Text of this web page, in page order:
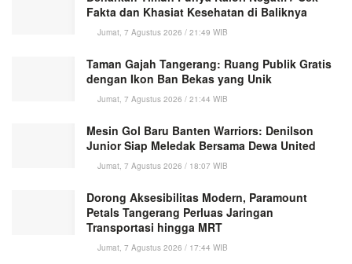
Fakta dan Khasiat Kesehatan di Baliknya
Jumat, 7 Agustus 2026 / 21:49 WIB
Taman Gajah Tangerang: Ruang Publik Gratis
dengan Ikon Ban Bekas yang Unik
Jumat, 7 Agustus 2026 / 21:44 WIB
Mesin Gol Baru Banten Warriors: Denilson
Junior Siap Meledak Bersama Dewa United
Jumat, 7 Agustus 2026 / 18:07 WIB
Dorong Aksesibilitas Modern, Paramount
Petals Tangerang Perluas Jaringan
Transportasi hingga MRT
Jumat, 7 Agustus 2026 / 17:44 WIB